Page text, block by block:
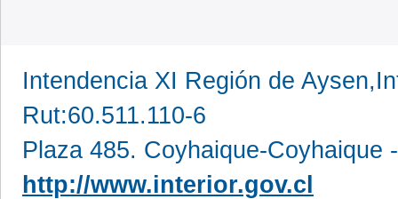
Intendencia XI Región de
Rut:60.511.110-6
Plaza 485. Coyhaique-Coyhaique
http://www.interior.gov.cl